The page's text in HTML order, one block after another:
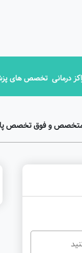
درمانی تخصص های
متخصص و فوق تخصص